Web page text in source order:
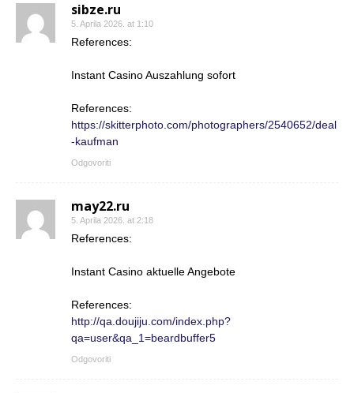
sibze.ru
5. Aprila 2026. at 1:10
References:
Instant Casino Auszahlung sofort
References:
https://skitterphoto.com/photographers/2540652/deal
-kaufman
Odgovoriti
may22.ru
5. Aprila 2026. at 2:18
References:
Instant Casino aktuelle Angebote
References:
http://qa.doujiju.com/index.php?
qa=user&qa_1=beardbuffer5
Odgovoriti